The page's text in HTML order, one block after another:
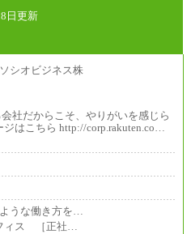
日更新
社だからこそ、やりがいを感じら
はこちら http://corp.rakuten.co…
うな働き方を…
ィス ［正社…